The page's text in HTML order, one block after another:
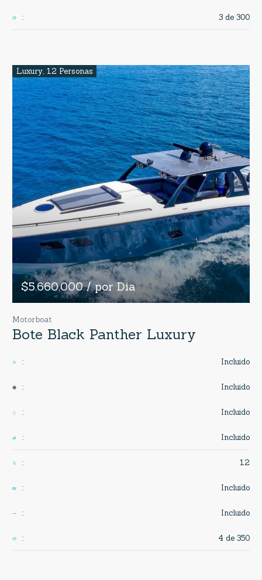
: 3 de 300
Luxury, 12 Personas
$5.660.000 / por Dia
Motorboat
Bote Black Panther Luxury
: Incluido
: Incluido
: Incluido
: Incluido
: 12
: Incluido
: Incluido
: 4 de 350